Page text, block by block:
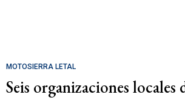
MOTOSIERRA LETAL
Seis organizaciones